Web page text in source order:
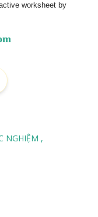
worksheet by
NGHIỆM